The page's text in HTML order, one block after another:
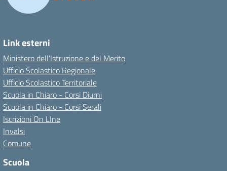
Link esterni
Ministero dell'Istruzione e del Merito
Ufficio Scolastico Regionale
Ufficio Scolastico Territoriale
Scuola in Chiaro - Corsi Diurni
Scuola in Chiaro - Corsi Serali
Iscrizioni On LIne
Invalsi
Comune
Scuola